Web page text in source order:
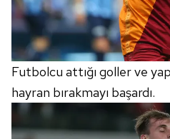
Futbolcu attığı goller ve
hayran bırakmayı başardı.